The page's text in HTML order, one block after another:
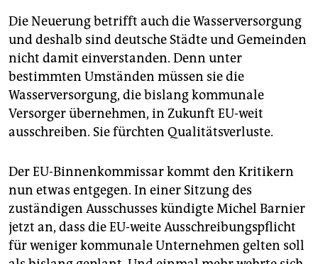
Die Neuerung betrifft auch die Wasserversorgung
und deshalb sind deutsche Städte und Gemeinden
nicht damit einverstanden. Denn unter
bestimmten Umständen müssen sie die
Wasserversorgung, die bislang kommunale
Versorger übernehmen, in Zukunft EU-weit
ausschreiben. Sie fürchten Qualitätsverluste.
Der EU-Binnenkommissar kommt den Kritikern
nun etwas entgegen. In einer Sitzung des
zuständigen Ausschusses kündigte Michel Barnier
jetzt an, dass die EU-weite Ausschreibungspflicht
für weniger kommunale Unternehmen gelten soll